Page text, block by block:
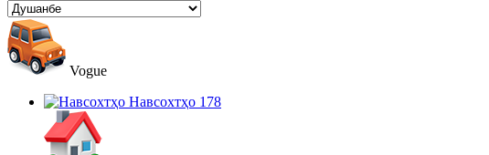
Vogue
Навсохтҳо 178